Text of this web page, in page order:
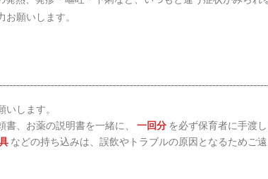
願いします。
します。
、お薬の説明書を一緒に、
一回分 を必ず保育者に手渡し
などの持ち込みは、誤飲やトラブルの原因となるためご